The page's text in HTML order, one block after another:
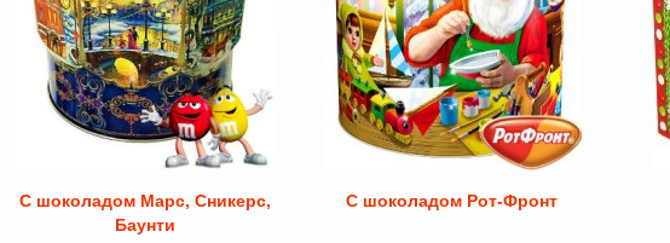
С шоколадом Марс, Сникерс,
Баунти
С шоколадом Рот-Фронт